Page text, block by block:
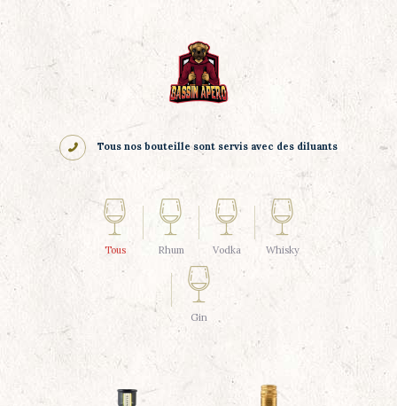
Tous nos bouteille sont servis avec des diluants
Wine Catalogue
Someliers Choise
About us
Tous Rhum Vodka Whisky
Gin